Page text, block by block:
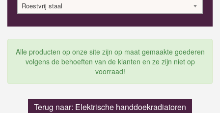
Roestvrij staal
Alle producten op onze site zijn op maat gemaakte goederen
volgens de behoeften van de klanten en ze zijn niet op
voorraad!
Terug naar: Elektrische handdoekradiatoren